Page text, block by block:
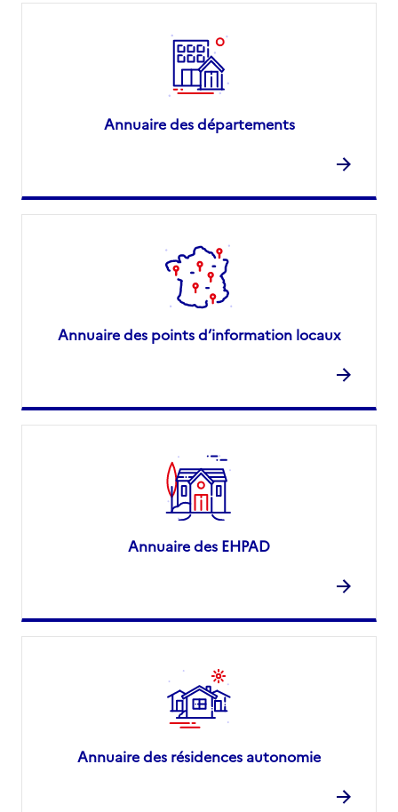
Annuaire des départements
Annuaire des points d’information locaux
Annuaire des EHPAD
Annuaire des résidences autonomie